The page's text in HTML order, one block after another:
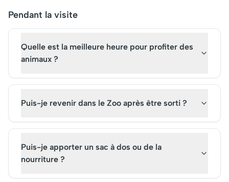
Pendant la visite
Quelle est la meilleure heure pour profiter des
animaux ?
Puis-je revenir dans le Zoo après être sorti ?
Puis-je apporter un sac à dos ou de la
nourriture ?